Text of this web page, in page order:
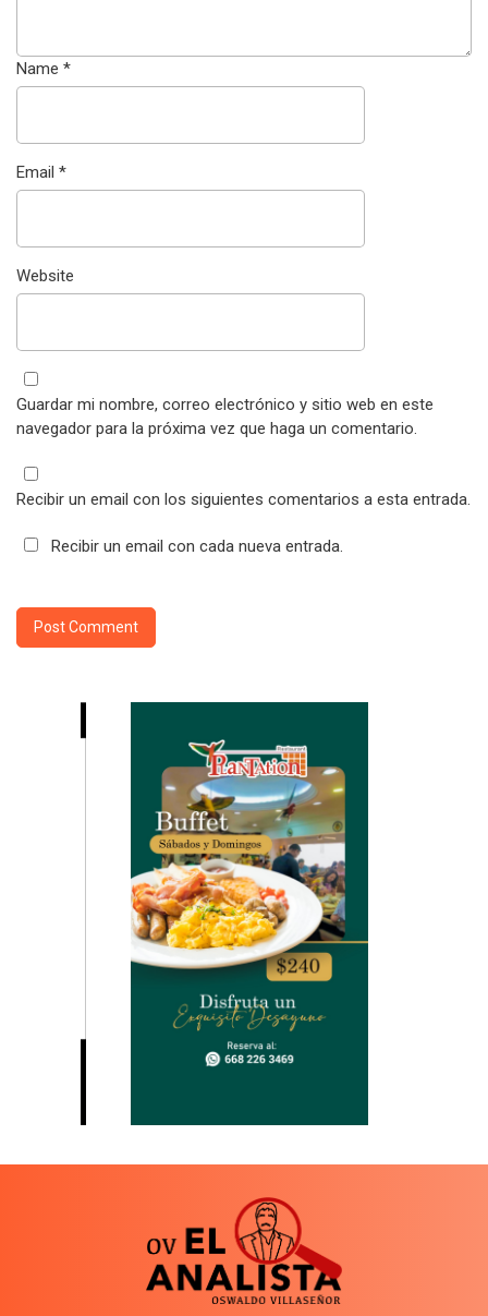
Name *
Email *
Website
Guardar mi nombre, correo electrónico y sitio web en este
navegador para la próxima vez que haga un comentario.
Recibir un email con los siguientes comentarios a esta entrada.
Recibir un email con cada nueva entrada.